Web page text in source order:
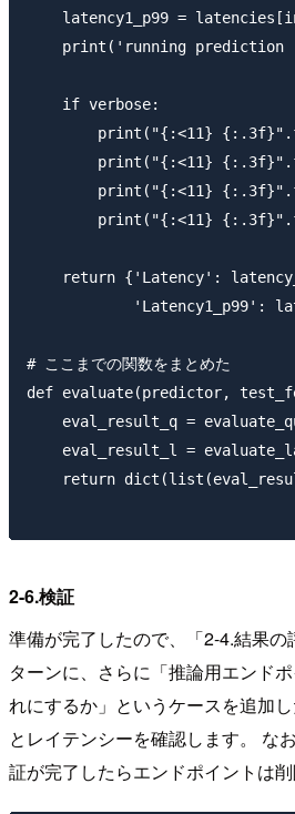
latency1_p99 =
print('running prediction
    if verbose:
print("{:<11}
print("{:<11}
print("{:<11}
print("{:<11}
return {'Latency':
'Latency1_p99':
# ここまでの関数をまとめた
def evaluate(predictor,
eval_result_q =
eval_result_l =
return
2-6.検証
準備が完了したので、「2-4.結果
ターンに、さらに「推論用エンド
れにするか」というケースを追加
とレイテンシーを確認します。 な
証が完了したらエンドポイントは削